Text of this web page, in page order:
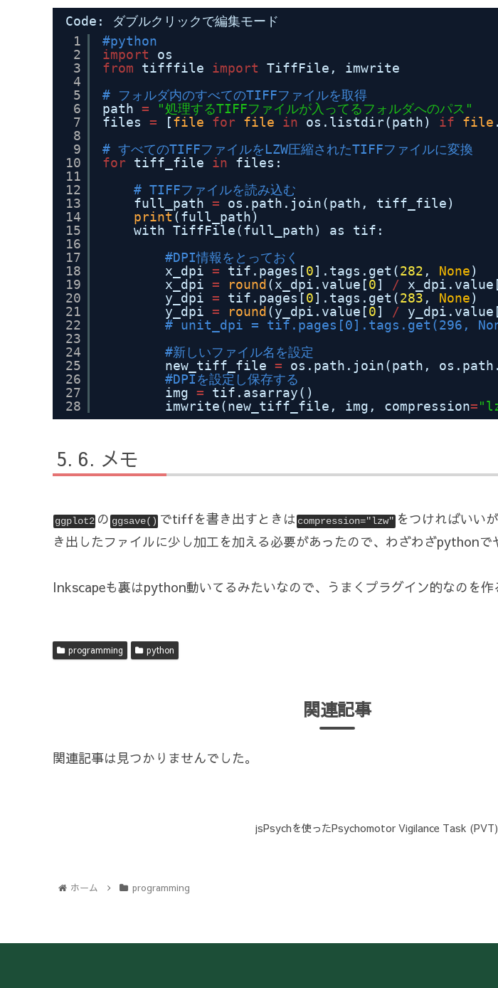
Code: ダブルクリックで編集モード
1
2
3
4
5
6
7
8
9
10
11
12
13
14
15
16
17
18
19
20
21
22
23
24
25
26
27
28
#python
import
os
from
tifffile import
TiffFile, imwrite
# フォルダ内のすべてのTIFFファイルを取得
path =
"処理するTIFFファイルが入ってるフォルダへのパス"
files = [file for file in os.listdir(path) if file
# すべてのTIFFファイルをLZW圧縮されたTIFFファイルに変換
for tiff_file in
files:
# TIFFファイルを読み込む
full_path =
os.path.join(path, tiff_file)
print (full_path)
with TiffFile(full_path) as tif:
#DPI情報をとっておく
x_dpi = tif.pages[0].tags.get(282 , None)
x_dpi = round (x_dpi.value[0] /
y_dpi = tif.pages[0].tags.get(283 , None)
y_dpi = round (y_dpi.value[0] /
# unit_dpi = tif.pages[0].tags.get(296,
#新しいファイル名を設定
new_tiff_file = os.path.join(path,
#DPIを設定し保存する
img =
tif.asarray()
imwrite(new_tiff_file, img, compression=
メモ
ggplot2 の ggsave() でtiffを書き出すときは compression="lzw" をつければいい
き出したファイルに少し加工を加える必要があったので、わざわざpythonで
Inkscapeも裏はpython動いてるみたいなので、うまくプラグイン的なのを作
programming python
関連記事
関連記事は見つかりませんでした。
jsPsychを使ったPsychomotor Vigilance Task (PVT)
ホーム programming